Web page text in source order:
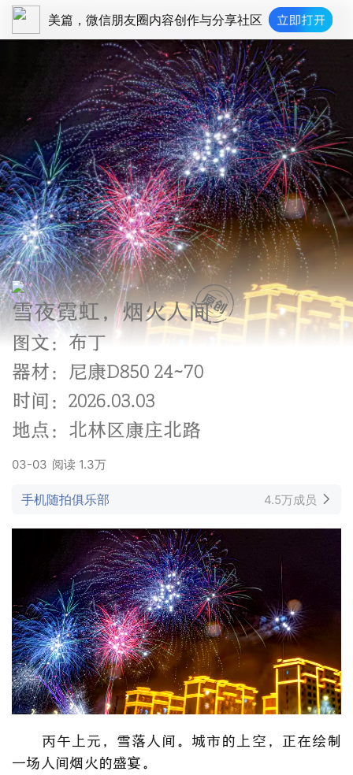
美篇，微信朋友圈内容创作与分享社区
雪夜霓虹，烟火人间
图文：布丁
器材：尼康D850 24~70
时间：2026.03.03
地点：北林区康庄北路
03-03 阅读 1.3万
手机随拍俱乐部 4.5万成员
丙午上元，雪落人间。城市的上空，正在绘制
一场人间烟火的盛宴。